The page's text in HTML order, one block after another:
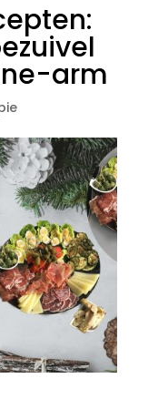
arm